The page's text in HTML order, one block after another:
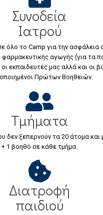
Συνοδεία
Ιατρού
όλο το Camp για την ασφάλεια
αγωγής (για τα
εκπαιδευτές μας αλλά και οι
Πρώτων Βοηθειών.
Τμήματα
δεν ξεπερνούν τα 20 άτομα και
+ 1 βοηθό σε κάθε τμήμα.
Διατροφή
παιδιού